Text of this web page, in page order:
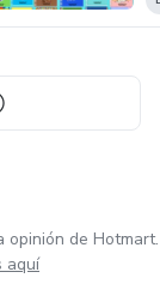
opinión de Hotmart.
aquí